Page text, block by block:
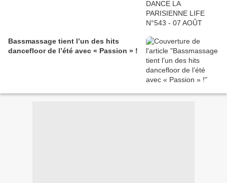
Bassmassage tient l’un des hits
dancefloor de l’été avec « Passion » !